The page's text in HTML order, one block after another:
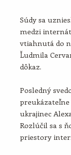
Súdy sa
medzi
vtiahnutá do
Ľudmila
dôkaz.
Posledný
ukrajinec
Rozlúčil sa s
priestory